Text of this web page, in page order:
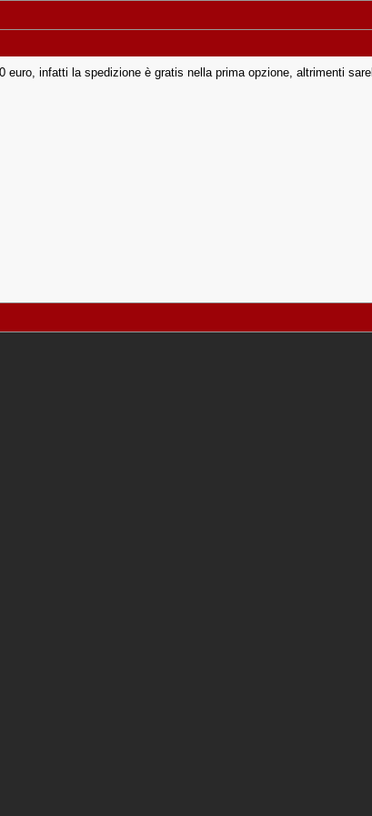
euro, infatti la spedizione è gratis nella prima opzione, altrimenti